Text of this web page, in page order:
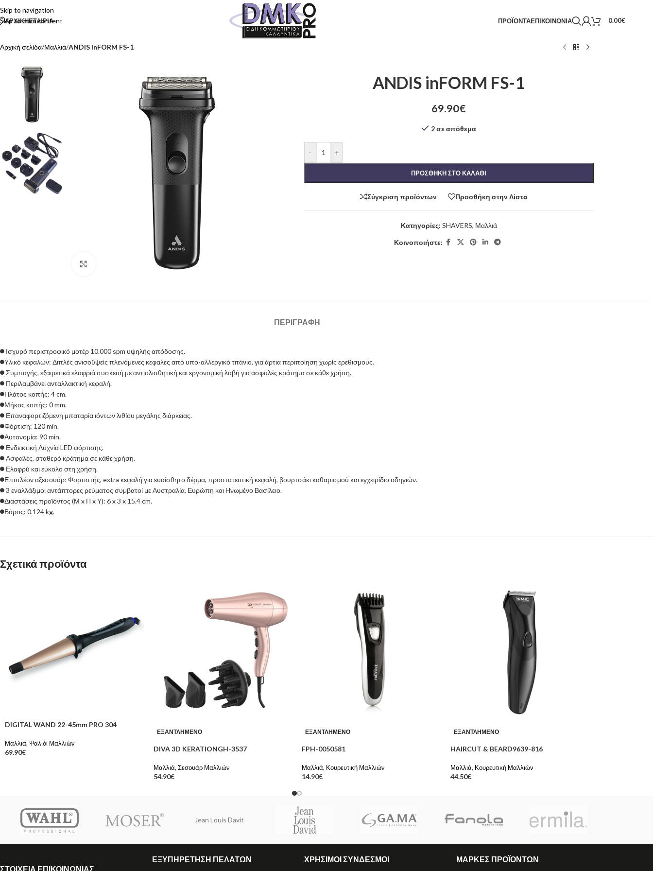
Skip to navigation
Skip to main content
ΑΡΧΙΚΗΕΤΑΙΡΙΑ ΠΡΟΪΟΝΤΑΕΠΙΚΟΙΝΩΝΙΑ 0.00€
Αρχική σελίδα/Μαλλιά/ANDIS inFORM FS-1
ANDIS inFORM FS-1
69.90€
2 σε απόθεμα
- +
ΠΡΟΣΘΉΚΗ ΣΤΟ ΚΑΛΆΘΙ
Σύγκριση προϊόντων Προσθήκη στην Λίστα
Κατηγορίες: SHAVERS, Μαλλιά
Κοινοποιήστε:
ΠΕΡΙΓΡΑΦΉ
Ισχυρό περιστροφικό μοτέρ 10.000 spm υψηλής απόδοσης.
Υλικό κεφαλών: Διπλές ανισοϋψείς πλενόμενες κεφαλες από υπο-αλλεργικό τιτάνιο, για άρτια περιποίηση χωρίς ερεθισμούς.
Συμπαγής, εξαιρετικά ελαφριά συσκευή με αντιολισθητική και εργονομική λαβή για ασφαλές κράτημα σε κάθε χρήση.
Περιλαμβάνει ανταλλακτική κεφαλή.
Πλάτος κοπής: 4 cm.
Μήκος κοπής: 0 mm.
Επαναφορτιζόμενη μπαταρία ιόντων λιθίου μεγάλης διάρκειας.
Φόρτιση: 120 min.
Αυτονομία: 90 min.
Ενδεικτική Λυχνία LED φόρτισης.
Ασφαλές, σταθερό κράτημα σε κάθε χρήση.
Ελαφρύ και εύκολο στη χρήση.
Επιπλέον αξεσουάρ: Φορτιστής, extra κεφαλή για ευαίσθητο δέρμα, προστατευτική κεφαλή, βουρτσάκι καθαρισμού και εγχειρίδιο οδηγιών.
3 εναλλάξιμοι αντάπτορες ρεύματος συμβατοί με Αυστραλία, Ευρώπη και Ηνωμένο Βασίλειο.
Διαστάσεις προϊόντος (Μ x Π x Υ): 6 x 3 x 15.4 cm.
Βάρος: 0.124 kg.
Σχετικά προϊόντα
DIGITAL WAND 22-45mm PRO 304
Μαλλιά, Ψαλίδι Μαλλιών
69.90€
ΕΞΑΝΤΛΗΜΈΝΟ
DIVA 3D KERATIONGH-3537
Μαλλιά, Σεσουάρ Μαλλιών
54.90€
ΕΞΑΝΤΛΗΜΈΝΟ
FPH-0050581
Μαλλιά, Κουρευτική Μαλλιών
14.90€
ΕΞΑΝΤΛΗΜΈΝΟ
HAIRCUT & BEARD9639-816
Μαλλιά, Κουρευτική Μαλλιών
44.50€
Jean Louis Davit
ΣΤΟΙΧΕΙΑ ΕΠΙΚΟΙΝΩΝΙΑΣ
ΕΞΥΠΗΡΕΤΗΣΗ ΠΕΛΑΤΩΝ ΧΡΗΣΙΜΟΙ ΣΥΝΔΕΣΜΟΙ ΜΑΡΚΕΣ ΠΡΟΪΟΝΤΩΝ